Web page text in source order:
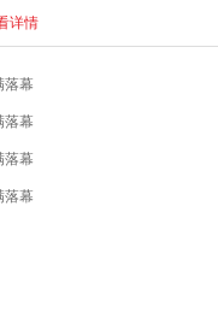
详情
落幕
落幕
落幕
落幕